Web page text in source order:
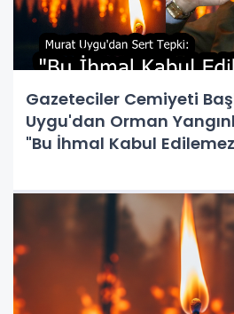
Gazeteciler Cemiyeti
Uygu'dan Orman
"Bu İhmal Kabul